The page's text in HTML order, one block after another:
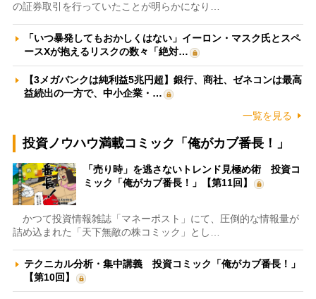
の証券取引を行っていたことが明らかになり…
「いつ暴発してもおかしくはない」イーロン・マスク氏とスペ
ースXが抱えるリスクの数々「絶対…
【3メガバンクは純利益5兆円超】銀行、商社、ゼネコンは最高
益続出の一方で、中小企業・…
一覧を見る
投資ノウハウ満載コミック「俺がカブ番長！」
「売り時」を逃さないトレンド見極め術 投資コ
ミック「俺がカブ番長！」【第11回】
かつて投資情報雑誌「マネーポスト」にて、圧倒的な情報量が
詰め込まれた「天下無敵の株コミック」とし…
テクニカル分析・集中講義 投資コミック「俺がカブ番長！」
【第10回】